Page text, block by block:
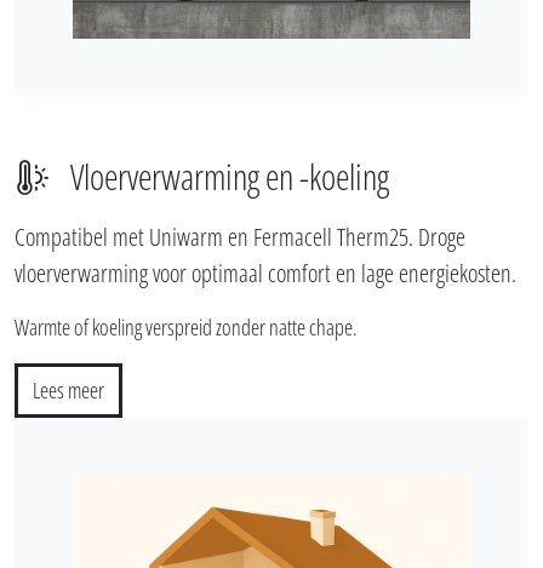
Vloerverwarming en -koeling
Compatibel met Uniwarm en Fermacell Therm25. Droge
vloerverwarming voor optimaal comfort en lage energiekosten.
Warmte of koeling verspreid zonder natte chape.
Lees meer